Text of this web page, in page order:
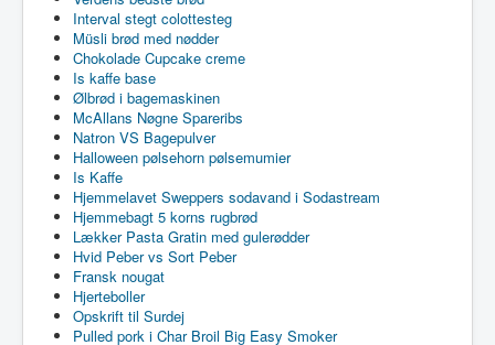
Interval stegt colottesteg
Müsli brød med nødder
Chokolade Cupcake creme
Is kaffe base
Ølbrød i bagemaskinen
McAllans Nøgne Spareribs
Natron VS Bagepulver
Halloween pølsehorn pølsemumier
Is Kaffe
Hjemmelavet Sweppers sodavand i Sodastream
Hjemmebagt 5 korns rugbrød
Lækker Pasta Gratin med gulerødder
Hvid Peber vs Sort Peber
Fransk nougat
Hjerteboller
Opskrift til Surdej
Pulled pork i Char Broil Big Easy Smoker